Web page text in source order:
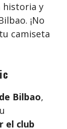
historia y
¡No
camiseta
Bilbao,
el club